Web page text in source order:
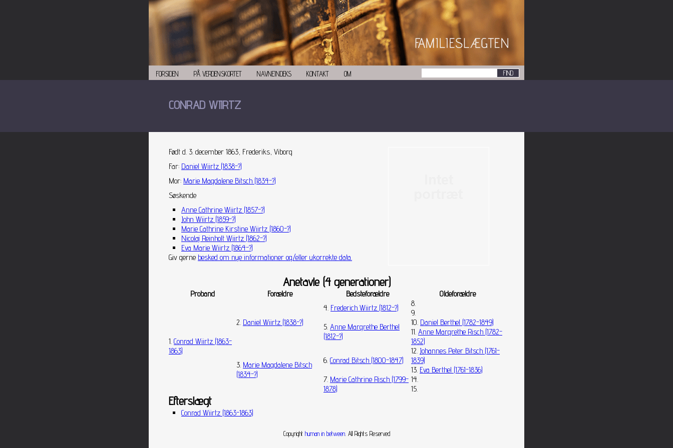
FORSIDEN PÅ VERDENSKORTET NAVNEINDEKS KONTAKT OM
CONRAD WIIRTZ
Født d. 3. december 1863, Frederiks, Viborg
Far: Daniel Wiirtz (1838-?)
Mor: Marie Magdalene Bitsch (1834-?)
Søskende
Anne Cathrine Wiirtz (1857-?)
John Wiirtz (1859-?)
Marie Cathrine Kirstine Wiirtz (1860-?)
Nicolaj Reinholt Wiirtz (1862-?)
Eva Marie Wiirtz (1864-?)
Giv gerne besked om nye informationer og/eller ukorrekte data.
Anetavle (4 generationer)
Proband Forældre Bedsteforældre Oldeforældre
1. Conrad Wiirtz (1863-
1863)
2. Daniel Wiirtz (1838-?)
4. Frederich Wiirtz (1812-?)
8.
9.
5. Anne Margrethe Berthel
(1812-?)
10. Daniel Berthel (1782-1849)
11. Anne Margrethe Risch (1782-
1852)
3. Marie Magdalene Bitsch
(1834-?)
6. Conrad Bitsch (1800-1847)
12. Johannes Peter Bitsch (1761-
1839)
13. Eva Berthel (1761-1836)
7. Marie Cathrine Risch (1799-
1878)
14.
15.
Efterslægt
Conrad Wiirtz (1863-1863)
Copyright human in between. All Rights Reserved